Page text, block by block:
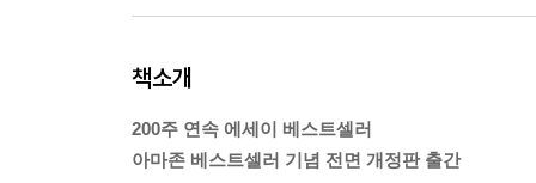
책소개
200주 연속 에세이 베스트셀러
아마존 베스트셀러 기념 전면 개정판 출간